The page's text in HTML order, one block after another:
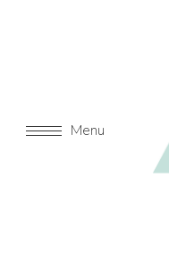
Menu